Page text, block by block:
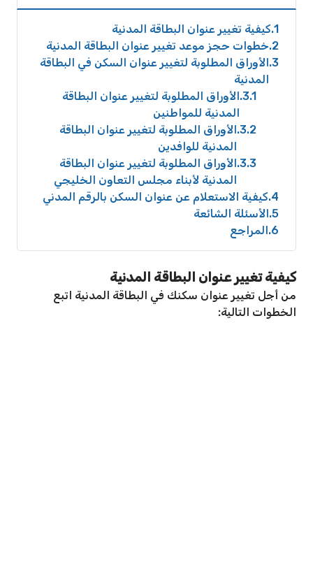
1 كيفية تغيير عنوان البطاقة المدنية
2 خطوات حجز موعد تغيير عنوان البطاقة المدنية
3 الأوراق المطلوبة لتغيير عنوان السكن في البطاقة
المدنية
3.1 الأوراق المطلوبة لتغيير عنوان البطاقة
المدنية للمواطنين
3.2 الأوراق المطلوبة لتغيير عنوان البطاقة
المدنية للوافدين
3.3 الأوراق المطلوبة لتغيير عنوان البطاقة
المدنية لأبناء مجلس التعاون الخليجي
4 كيفية الاستعلام عن عنوان السكن بالرقم المدني
5 الأسئلة الشائعة
6 المراجع
كيفية تغيير عنوان البطاقة المدنية
من أجل تغيير عنوان سكنك في البطاقة المدنية اتبع
الخطوات التالية: